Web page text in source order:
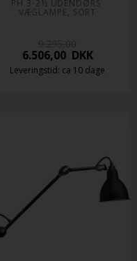
PH 3-2½ UDENDØRS
VÆGLAMPE, SORT
6.506,00DKK
Leveringstid: ca 10 dage